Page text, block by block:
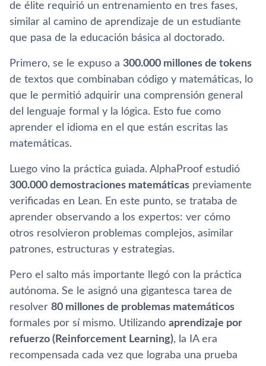
de élite requirió un entrenamiento en tres fases,
similar al camino de aprendizaje de un estudiante
que pasa de la educación básica al doctorado.
Primero, se le expuso a 300.000 millones de tokens
de textos que combinaban código y matemáticas, lo
que le permitió adquirir una comprensión general
del lenguaje formal y la lógica. Esto fue como
aprender el idioma en el que están escritas las
matemáticas.
Luego vino la práctica guiada. AlphaProof estudió
300.000 demostraciones matemáticas previamente
verificadas en Lean. En este punto, se trataba de
aprender observando a los expertos: ver cómo
otros resolvieron problemas complejos, asimilar
patrones, estructuras y estrategias.
Pero el salto más importante llegó con la práctica
autónoma. Se le asignó una gigantesca tarea de
resolver 80 millones de problemas matemáticos
formales por sí mismo. Utilizando aprendizaje por
refuerzo (Reinforcement Learning), la IA era
recompensada cada vez que lograba una prueba